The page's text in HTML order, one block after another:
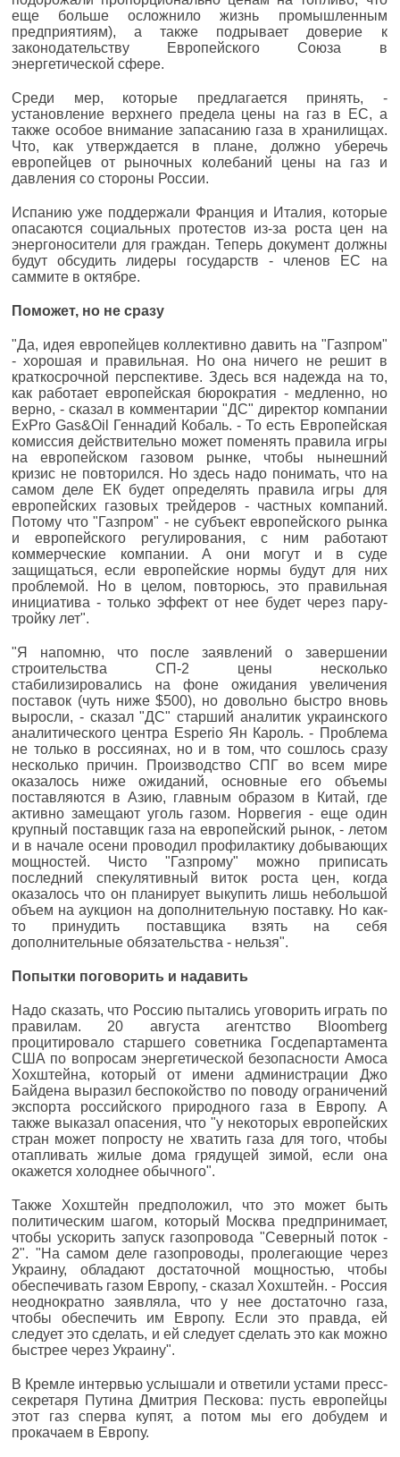
еще больше осложнило жизнь промышленным
предприятиям), а также подрывает доверие к
законодательству Европейского Союза в
энергетической сфере.
Среди мер, которые предлагается принять, -
установление верхнего предела цены на газ в ЕС, а
также особое внимание запасанию газа в хранилищах.
Что, как утверждается в плане, должно уберечь
европейцев от рыночных колебаний цены на газ и
давления со стороны России.
Испанию уже поддержали Франция и Италия, которые
опасаются социальных протестов из-за роста цен на
энергоносители для граждан. Теперь документ должны
будут обсудить лидеры государств - членов ЕС на
саммите в октябре.
Поможет, но не сразу
"Да, идея европейцев коллективно давить на "Газпром"
- хорошая и правильная. Но она ничего не решит в
краткосрочной перспективе. Здесь вся надежда на то,
как работает европейская бюрократия - медленно, но
верно, - сказал в комментарии "ДС" директор компании
ExPro Gas&Oil Геннадий Кобаль. - То есть Европейская
комиссия действительно может поменять правила игры
на европейском газовом рынке, чтобы нынешний
кризис не повторился. Но здесь надо понимать, что на
самом деле ЕК будет определять правила игры для
европейских газовых трейдеров - частных компаний.
Потому что "Газпром" - не субъект европейского рынка
и европейского регулирования, с ним работают
коммерческие компании. А они могут и в суде
защищаться, если европейские нормы будут для них
проблемой. Но в целом, повторюсь, это правильная
инициатива - только эффект от нее будет через пару-
тройку лет".
"Я напомню, что после заявлений о завершении
строительства СП-2 цены несколько
стабилизировались на фоне ожидания увеличения
поставок (чуть ниже $500), но довольно быстро вновь
выросли, - сказал "ДС" старший аналитик украинского
аналитического центра Esperio Ян Кароль. - Проблема
не только в россиянах, но и в том, что сошлось сразу
несколько причин. Производство СПГ во всем мире
оказалось ниже ожиданий, основные его объемы
поставляются в Азию, главным образом в Китай, где
активно замещают уголь газом. Норвегия - еще один
крупный поставщик газа на европейский рынок, - летом
и в начале осени проводил профилактику добывающих
мощностей. Чисто "Газпрому" можно приписать
последний спекулятивный виток роста цен, когда
оказалось что он планирует выкупить лишь небольшой
объем на аукцион на дополнительную поставку. Но как-
то принудить поставщика взять на себя
дополнительные обязательства - нельзя".
Попытки поговорить и надавить
Надо сказать, что Россию пытались уговорить играть по
правилам. 20 августа агентство Bloomberg
процитировало старшего советника Госдепартамента
США по вопросам энергетической безопасности Амоса
Хохштейна, который от имени администрации Джо
Байдена выразил беспокойство по поводу ограничений
экспорта российского природного газа в Европу. А
также выказал опасения, что "у некоторых европейских
стран может попросту не хватить газа для того, чтобы
отапливать жилые дома грядущей зимой, если она
окажется холоднее обычного".
Также Хохштейн предположил, что это может быть
политическим шагом, который Москва предпринимает,
чтобы ускорить запуск газопровода "Северный поток -
2". "На самом деле газопроводы, пролегающие через
Украину, обладают достаточной мощностью, чтобы
обеспечивать газом Европу, - сказал Хохштейн. - Россия
неоднократно заявляла, что у нее достаточно газа,
чтобы обеспечить им Европу. Если это правда, ей
следует это сделать, и ей следует сделать это как можно
быстрее через Украину".
В Кремле интервью услышали и ответили устами пресс-
секретаря Путина Дмитрия Пескова: пусть европейцы
этот газ сперва купят, а потом мы его добудем и
прокачаем в Европу.